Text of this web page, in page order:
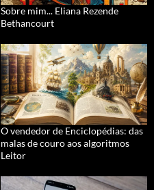
Sobre mim... Eliana Rezende
Bethancourt
O vendedor de Enciclopédias: das
malas de couro aos algoritmos
Leitor